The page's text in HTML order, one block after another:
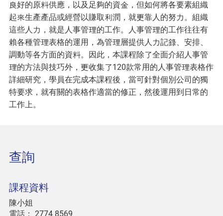
良好的原料供應，以及足夠的資金，但如何將各要素組織
起來生產產品或經營以賺取利潤，就更靠人的努力。組織
這些人力，就是人事管理的工作。人事管理的工作往往有
賴各種管理表格的運用，為管理層提供人力記錄、安排、
調動等各方面的資料。因此，本課程除了全面介紹人事管
理的方法與技巧外，更收集了120款常用的人事管理表格作
詳細研究，學員在完成本課程後，當可針對個別公司的獨
特要求，就有關的表格作適當的修正，然後運用到日常的
工作上。
查詢
課程資料
陳小姐
電話： 2774 8569